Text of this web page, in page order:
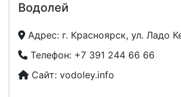
Водолей
Адрес: г. Красноярск, ул. Ладо
Телефон: +7 391 244 66 66
Сайт: vodoley.info